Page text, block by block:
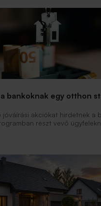
bankoknak egy otthon
jóváírási akciókat hirdetnek a
részt vevő
félmillió forint jóváírást is